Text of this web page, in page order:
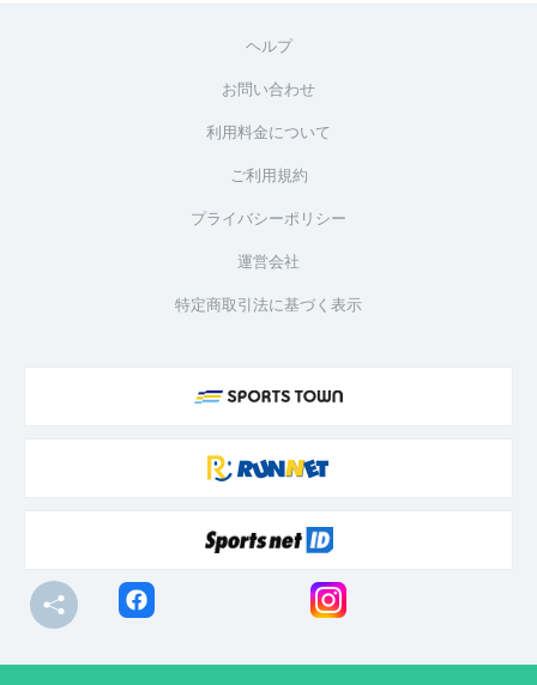
ヘルプ
お問い合わせ
利用料金について
ご利用規約
プライバシーポリシー
運営会社
特定商取引法に基づく表示